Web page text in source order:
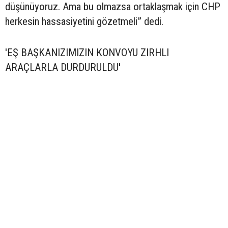
düşünüyoruz. Ama bu olmazsa ortaklaşmak için CHP
herkesin hassasiyetini gözetmeli” dedi.
'EŞ BAŞKANIZIMIZIN KONVOYU ZIRHLI
ARAÇLARLA DURDURULDU'